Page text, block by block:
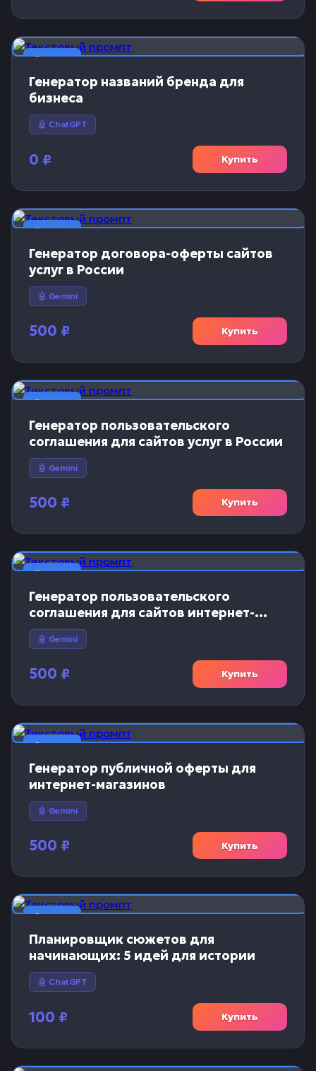
📝 Текст
Генератор названий бренда для
бизнеса
🤖 ChatGPT
0 ₽ Купить
📝 Текст
Генератор договора-оферты сайтов
услуг в России
🤖 Gemini
500 ₽ Купить
📝 Текст
Генератор пользовательского
соглашения для сайтов услуг в России
🤖 Gemini
500 ₽ Купить
📝 Текст
Генератор пользовательского
соглашения для сайтов интернет-
магазинов
🤖 Gemini
500 ₽ Купить
📝 Текст
Генератор публичной оферты для
интернет-магазинов
🤖 Gemini
500 ₽ Купить
📝 Текст
Планировщик сюжетов для
начинающих: 5 идей для истории
🤖 ChatGPT
100 ₽ Купить